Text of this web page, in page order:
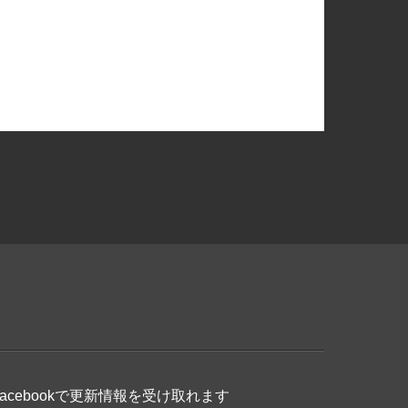
で更新情報を受け取れます